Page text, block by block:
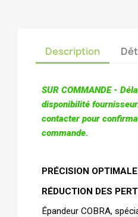
Description
SUR COMMANDE -
disponibilité
contacter pour
commande.
PRÉCISION
RÉDUCTION DES
Épandeur COBRA,